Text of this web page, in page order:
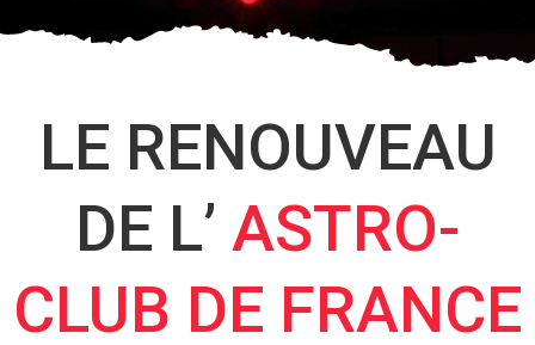
LE RENOUVEAU
DE L’ ASTRO-
CLUB DE FRANCE